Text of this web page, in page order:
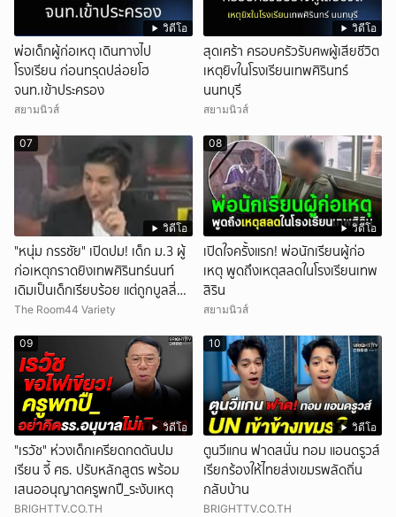
วิดีโอ
พ่อเด็กผู้ก่อเหตุ เดินทางไป
โรงเรียน ก่อนทรุดปล่อยโฮ
จนท.เข้าประครอง
สยามนิวส์
วิดีโอ
สุดเศร้า ครอบครัวรับศwผู้เสียชีวิต
เหตุยิvในโรงเรียนเทพศิรินทร์
นนทบุรี
สยามนิวส์
วิดีโอ
07
"หนุ่ม กรรชัย" เปิดปม! เด็ก ม.3 ผู้
ก่อเหตุกราดยิงเทพศิรินทร์นนท์
เดิมเป็นเด็กเรียบร้อย แต่ถูกบูลลี่
หนัก คาดแรงกดดันสะสมกลายเป็น
The Room44 Variety
วิดีโอ
08
เปิดใจครั้งแรก! พ่อนักเรียนผู้ก่อ
เหตุ พูดถึงเหตุสลดในโรงเรียนเทพ
สิริน
สยามนิวส์
วิดีโอ
09
"เรวัช" ห่วงเด็กเครียดกดดันปม
เรียน จี้ ศธ. ปรับหลักสูตร พร้อม
เสนออนุญาตครูพกปื_ระงับเหตุ
BRIGHTTV.CO.TH
วิดีโอ
10
ตูนวีแกน ฟาดสนั่น ทอม แอนดรูวส์
เรียกร้องให้ไทยส่งเขมรพลัดถิ่น
กลับบ้าน
BRIGHTTV.CO.TH